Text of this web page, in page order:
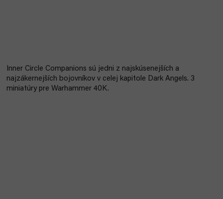
Inner Circle Companions sú jedni z najskúsenejších a
najzákernejších bojovníkov v celej kapitole Dark Angels. 3
miniatúry pre Warhammer 40K.